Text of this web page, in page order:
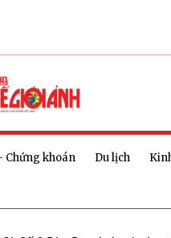
Chứng khoán Du lịch